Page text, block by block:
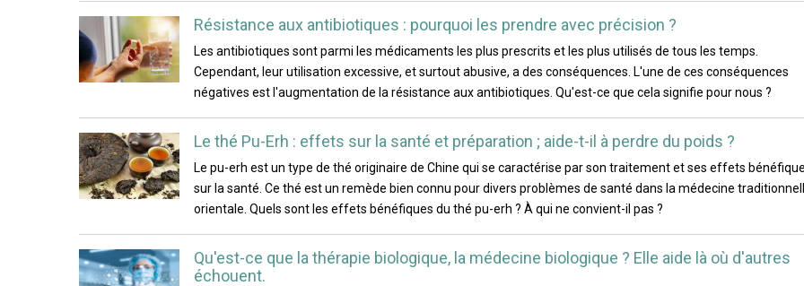
Résistance aux antibiotiques : pourquoi les prendre avec précision ?
Les antibiotiques sont parmi les médicaments les plus prescrits et les plus utilisés de tous les temps.
Cependant, leur utilisation excessive, et surtout abusive, a des conséquences. L'une de ces conséquences
négatives est l'augmentation de la résistance aux antibiotiques. Qu'est-ce que cela signifie pour nous ?
Le thé Pu-Erh : effets sur la santé et préparation ; aide-t-il à perdre du poids ?
Le pu-erh est un type de thé originaire de Chine qui se caractérise par son traitement et ses effets
sur la santé. Ce thé est un remède bien connu pour divers problèmes de santé dans la médecine
orientale. Quels sont les effets bénéfiques du thé pu-erh ? À qui ne convient-il pas ?
Qu'est-ce que la thérapie biologique, la médecine biologique ? Elle aide là où d'autres
échouent.